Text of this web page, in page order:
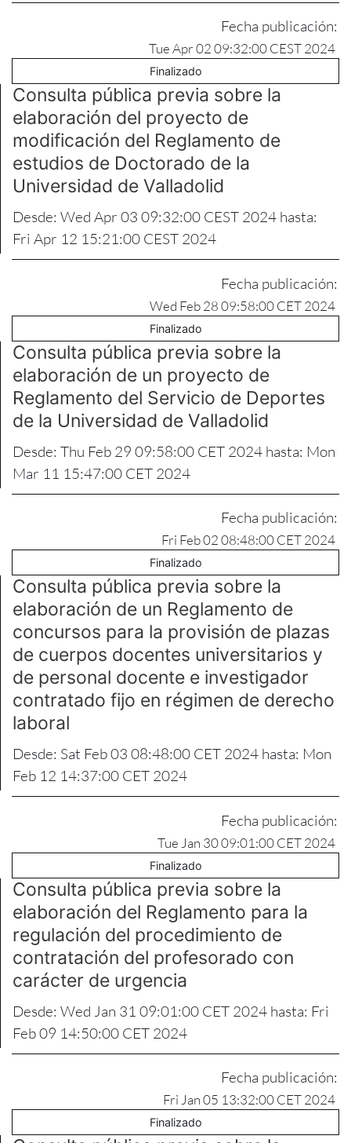
Fecha publicación:
Tue Apr 02 09:32:00 CEST 2024
Finalizado
Consulta pública previa sobre la
elaboración del proyecto de
modificación del Reglamento de
estudios de Doctorado de la
Universidad de Valladolid
Desde: Wed Apr 03 09:32:00 CEST 2024 hasta:
Fri Apr 12 15:21:00 CEST 2024
Fecha publicación:
Wed Feb 28 09:58:00 CET 2024
Finalizado
Consulta pública previa sobre la
elaboración de un proyecto de
Reglamento del Servicio de Deportes
de la Universidad de Valladolid
Desde: Thu Feb 29 09:58:00 CET 2024 hasta: Mon
Mar 11 15:47:00 CET 2024
Fecha publicación:
Fri Feb 02 08:48:00 CET 2024
Finalizado
Consulta pública previa sobre la
elaboración de un Reglamento de
concursos para la provisión de plazas
de cuerpos docentes universitarios y
de personal docente e investigador
contratado fijo en régimen de derecho
laboral
Desde: Sat Feb 03 08:48:00 CET 2024 hasta: Mon
Feb 12 14:37:00 CET 2024
Fecha publicación:
Tue Jan 30 09:01:00 CET 2024
Finalizado
Consulta pública previa sobre la
elaboración del Reglamento para la
regulación del procedimiento de
contratación del profesorado con
carácter de urgencia
Desde: Wed Jan 31 09:01:00 CET 2024 hasta: Fri
Feb 09 14:50:00 CET 2024
Fecha publicación:
Fri Jan 05 13:32:00 CET 2024
Finalizado